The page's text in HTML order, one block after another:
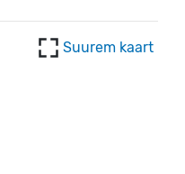
Suurem kaart